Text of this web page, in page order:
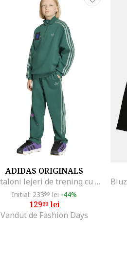
ADIDAS ORIGINALS
Pantaloni lejeri de trening cu cordon Minecraft, Verde
Initial: 23399 lei -44%
12999lei
Vandut de Fashion Days